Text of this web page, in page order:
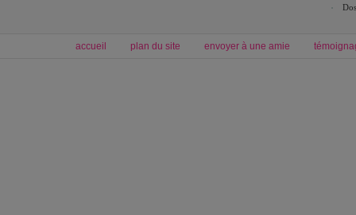
accueil plan du site envoyer à une amie